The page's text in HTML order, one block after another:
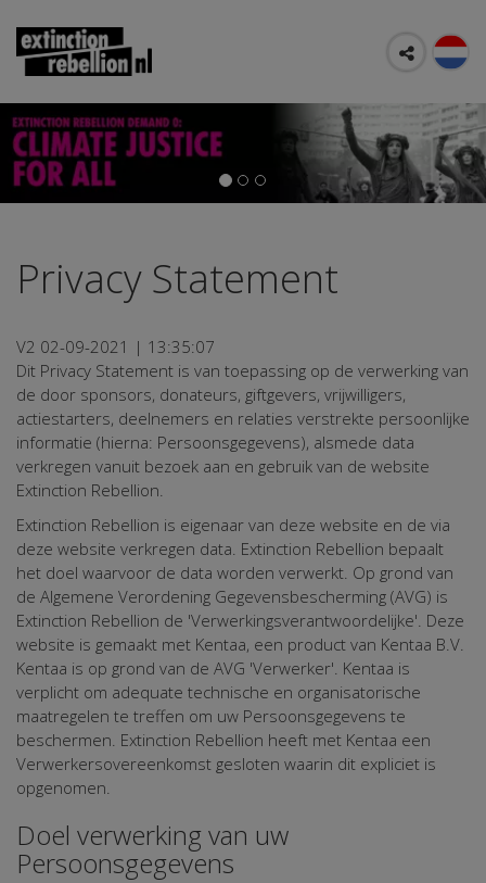
Privacy Statement
V2 02-09-2021 | 13:35:07
Dit Privacy Statement is van toepassing op de verwerking van
de door sponsors, donateurs, giftgevers, vrijwilligers,
actiestarters, deelnemers en relaties verstrekte persoonlijke
informatie (hierna: Persoonsgegevens), alsmede data
verkregen vanuit bezoek aan en gebruik van de website
Extinction Rebellion.
Extinction Rebellion is eigenaar van deze website en de via
deze website verkregen data. Extinction Rebellion bepaalt
het doel waarvoor de data worden verwerkt. Op grond van
de Algemene Verordening Gegevensbescherming (AVG) is
Extinction Rebellion de 'Verwerkingsverantwoordelijke'. Deze
website is gemaakt met Kentaa, een product van Kentaa B.V.
Kentaa is op grond van de AVG 'Verwerker'. Kentaa is
verplicht om adequate technische en organisatorische
maatregelen te treffen om uw Persoonsgegevens te
beschermen. Extinction Rebellion heeft met Kentaa een
Verwerkersovereenkomst gesloten waarin dit expliciet is
opgenomen.
Doel verwerking van uw
Persoonsgegevens